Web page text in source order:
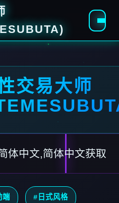
交易大师
体中文,简体中文获取
端 #日式风格